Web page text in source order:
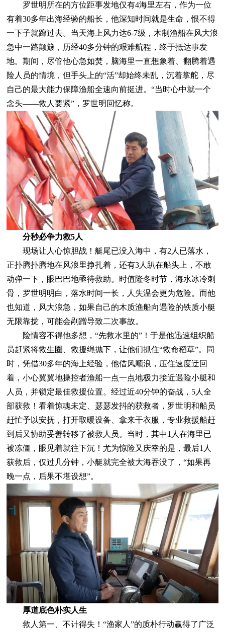
罗世明所在的方位距事发地仅有4海里左右，作为一位
有着30多年出海经验的船长，他深知时间就是生命，恨不得
一下子就蹿过去。当天海上风力达6-7级，木制渔船在风大浪
急中一路颠簸，历经40多分钟的艰难航程，终于抵达事发
地。期间，尽管他心急如焚，脑海里一直想象着、翻腾着遇
险人员的情境，但手头上的“活”却始终未乱，沉着掌舵，尽
自己的最大能力保障渔船全速向前挺进。“当时心中就一个
念头——救人要紧”，罗世明回忆称。
分秒必争力救5人
现场让人心惊胆战！艇尾已没入海中，有2人已落水，
正扑腾扑腾地在风浪里挣扎着，还有3人趴在船头上，不敢
动弹一下，眼巴巴地亟待救助。时值隆冬时节，海水冰冷刺
骨，罗世明明白，落水时间一长，人失温会更为危险。而他
也知道，风大浪急，如果自己的木质渔船向遇险的铁质小艇
无限靠拢，可能会剐蹭导致二次事故。
险情容不得他多想，“先救水里的”！于是他迅速组织船
员赶紧将救生圈、救援绳抛下，让他们抓住“救命稻草”。同
时，凭借30多年的海上经验，他借风顺浪，压住速度迂回
着，小心翼翼地操控者渔船一点一点地极力接近遇险小艇和
人员，并锁定最佳救援位置。经过近40分钟的奋战，5人全
部获救！看着惊魂未定、瑟瑟发抖的获救者，罗世明和船员
赶忙予以安抚，打开取暖设备、拿来干衣服，专业救援船赶
到后又协助妥善转移了被救人员。当时，其中1人在海里已
被冻僵，眼见着就往下沉！尤为惊险又庆幸的是，最后1人
获救后，仅过几分钟，小艇就完全被大海吞没了，“如果再
晚一点，后果不堪设想”。
厚道底色朴实人生
救人第一、不计得失！“渔家人”的质朴行动赢得了广泛